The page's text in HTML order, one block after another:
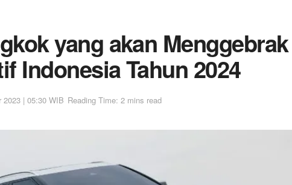
yang akan Menggebrak
Indonesia Tahun 2024
2023 | 05:30 WIB Reading Time: 2 mins read